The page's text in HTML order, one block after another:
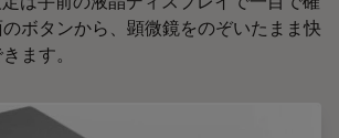
ボタンから、顕微鏡をのぞいたまま快
ます。